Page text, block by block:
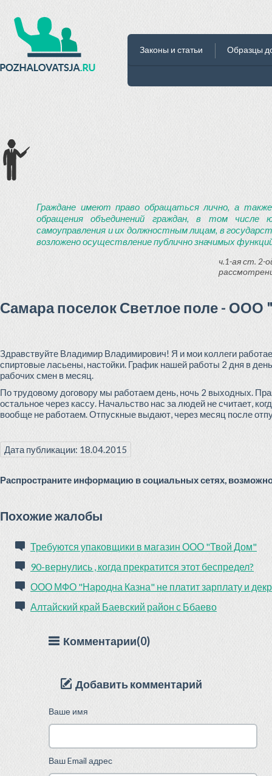
Законы и статьи Образцы
Граждане имеют право обращаться лично, а
обращения объединений граждан, в том числе
самоуправления и их должностным лицам, в
возложено осуществление публично значимых
ч.1-ая ст. 2-
Самара поселок Светлое поле - ООО
Здравствуйте Владимир Владимирович! Я и мои коллеги
спиртовые ласьены, настойки. График нашей работы 2 дня в
рабочих смен в месяц.
По трудовому договору мы работаем день, ночь 2 выходных.
остальное через кассу. Начальство нас за людей не считает,
вообще не работаем. Отпускные выдают, через месяц после
Дата публикации: 18.04.2015
Распространите информацию в социальных сетях,
Похожие жалобы
Требуются упаковщики в магазин ООО "Твой Дом"
90-вернулись , когда прекратится этот беспредел?
ООО МФО "Народна Казна" не платит зарплату и
Алтайский край Баевский район с Ббаево
Комментарии(0)
Добавить комментарий
Ваше имя
Ваш Email адрес